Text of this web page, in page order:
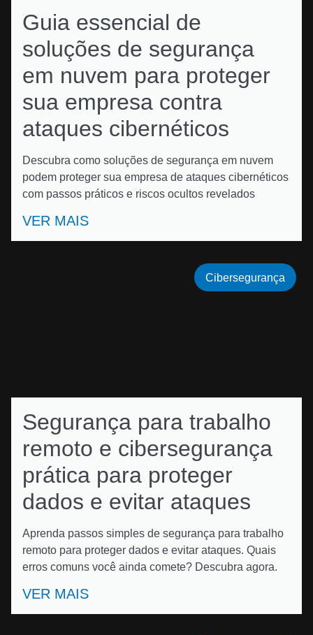
Guia essencial de
soluções de segurança
em nuvem para proteger
sua empresa contra
ataques cibernéticos
Descubra como soluções de segurança em nuvem
podem proteger sua empresa de ataques cibernéticos
com passos práticos e riscos ocultos revelados
VER MAIS
Segurança para trabalho
remoto e cibersegurança
prática para proteger
dados e evitar ataques
Aprenda passos simples de segurança para trabalho
remoto para proteger dados e evitar ataques. Quais
erros comuns você ainda comete? Descubra agora.
VER MAIS
Cibersegurança